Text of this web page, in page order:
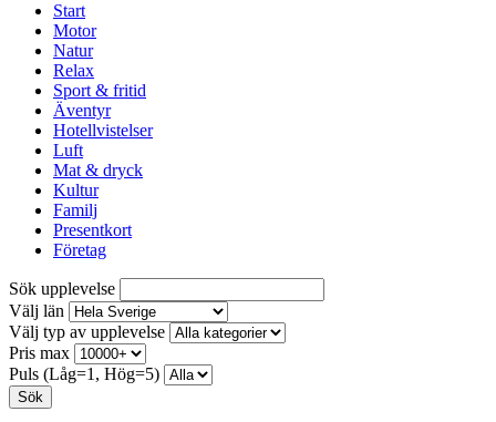
Start
Motor
Natur
Relax
Sport & fritid
Äventyr
Hotellvistelser
Luft
Mat & dryck
Kultur
Familj
Presentkort
Företag
Sök upplevelse
Välj län
Välj typ av upplevelse
Pris max
Puls (Låg=1, Hög=5)